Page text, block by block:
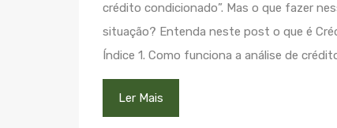
crédito condicionado”. Mas o que fazer
situação? Entenda neste post o que é
Índice 1. Como funciona a análise de
Ler Mais